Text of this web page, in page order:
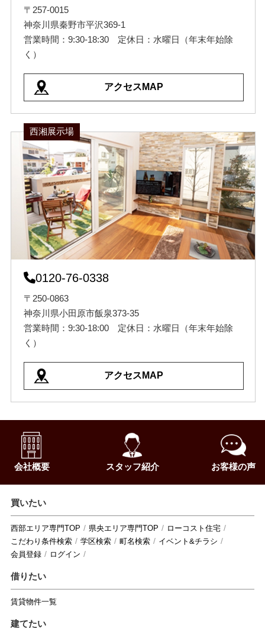
〒257-0015
神奈川県秦野市平沢369-1
営業時間：9:30-18:30 定休日：水曜日（年末年始除
く）
アクセスMAP
西湘展示場
0120-76-0338
〒250-0863
神奈川県小田原市飯泉373-35
営業時間：9:30-18:00 定休日：水曜日（年末年始除
く）
アクセスMAP
会社概要 スタッフ紹介 お客様の声
買いたい
西部エリア専門TOP 県央エリア専門TOP
ローコスト住宅
こだわり条件検索
学区検索 町名検索
イベント&チラシ
会員登録
ログイン
借りたい
賃貸物件一覧
建てたい